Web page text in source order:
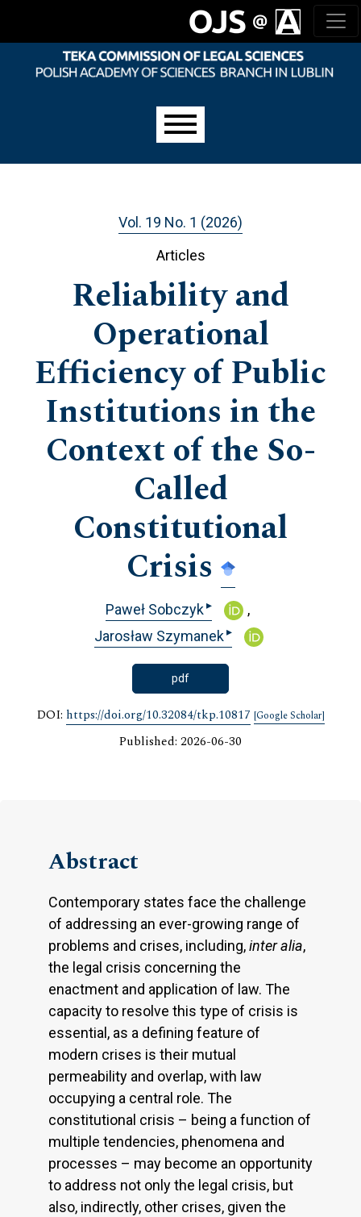
Vol. 19 No. 1 (2026)
Articles
Reliability and
Operational
Efficiency of Public
Institutions in the
Context of the So-
Called
Constitutional
Crisis
Paweł Sobczyk▸
Jarosław Szymanek▸
pdf
DOI: https://doi.org/10.32084/tkp.10817 [Google Scholar]
Published: 2026-06-30
Abstract
Contemporary states face the challenge
of addressing an ever-growing range of
problems and crises, including,inter alia,
the legal crisis concerning the
enactment and application of law. The
capacity to resolve this type of crisis is
essential, as a defining feature of
modern crises is their mutual
permeability and overlap, with law
occupying a central role. The
constitutional crisis – being a function of
multiple tendencies, phenomena and
processes – may become an opportunity
to address not only the legal crisis, but
also, indirectly, other crises, given the